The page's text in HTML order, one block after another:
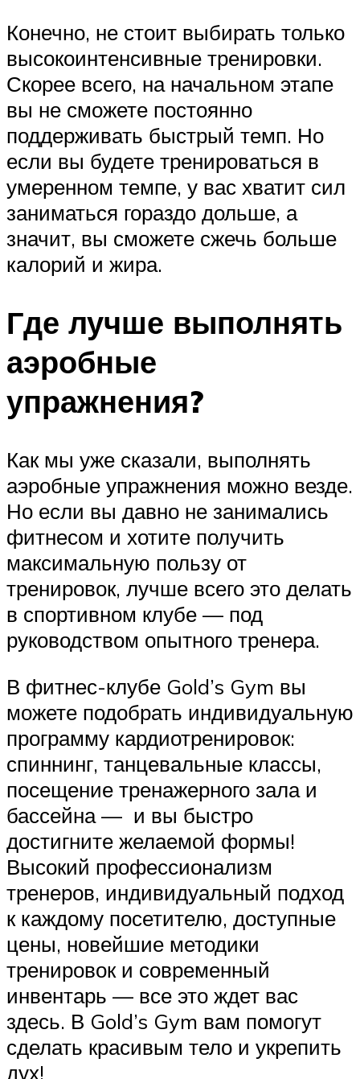
Конечно, не стоит выбирать только
высокоинтенсивные тренировки.
Скорее всего, на начальном этапе
вы не сможете постоянно
поддерживать быстрый темп. Но
если вы будете тренироваться в
умеренном темпе, у вас хватит сил
заниматься гораздо дольше, а
значит, вы сможете сжечь больше
калорий и жира.
Где лучше выполнять
аэробные
упражнения?
Как мы уже сказали, выполнять
аэробные упражнения можно везде.
Но если вы давно не занимались
фитнесом и хотите получить
максимальную пользу от
тренировок, лучше всего это делать
в спортивном клубе — под
руководством опытного тренера.
В фитнес-клубе Gold’s Gym вы
можете подобрать индивидуальную
программу кардиотренировок:
спиннинг, танцевальные классы,
посещение тренажерного зала и
бассейна — и вы быстро
достигните желаемой формы!
Высокий профессионализм
тренеров, индивидуальный подход
к каждому посетителю, доступные
цены, новейшие методики
тренировок и современный
инвентарь — все это ждет вас
здесь. В Gold’s Gym вам помогут
сделать красивым тело и укрепить
дух!